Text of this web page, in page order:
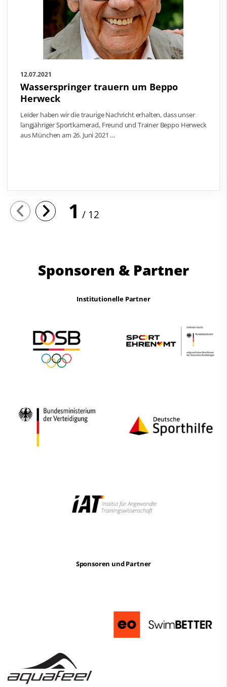
12.07.2021
Wasserspringer trauern um Beppo
Herweck
Leider haben wir die traurige Nachricht erhalten, dass unser
langjähriger Sportkamerad, Freund und Trainer Beppo Herweck
aus München am 26. Juni 2021 …
1 12
Sponsoren & Partner
Institutionelle Partner
Sponsoren und Partner